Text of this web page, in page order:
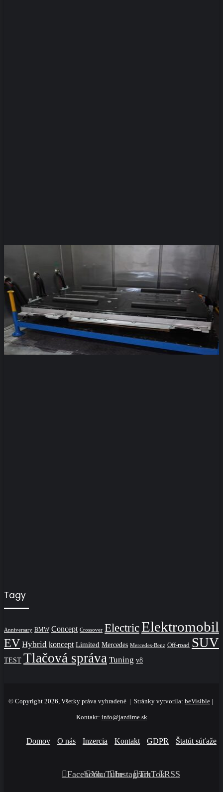
Tagy
Anniversary BMW Concept Crossover ElectricElektromobil
EV Hybrid koncept Limited Mercedes Mercedes-Benz Off-road SUV
TEST Tlačová správa Tuning v8
© Copyright 2026, Všetky práva vyhradené | Stránky vytvorila: beVisible |
Kontakt: info@jazdime.sk
Domov O nás Inzercia Kontakt GDPR Štatút súťaže
FacebookYouTubeInstagramTikTokRSS